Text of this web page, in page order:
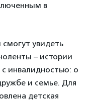
в
увидеть
– истории
инвалидностью: о
и семье. Для
детская